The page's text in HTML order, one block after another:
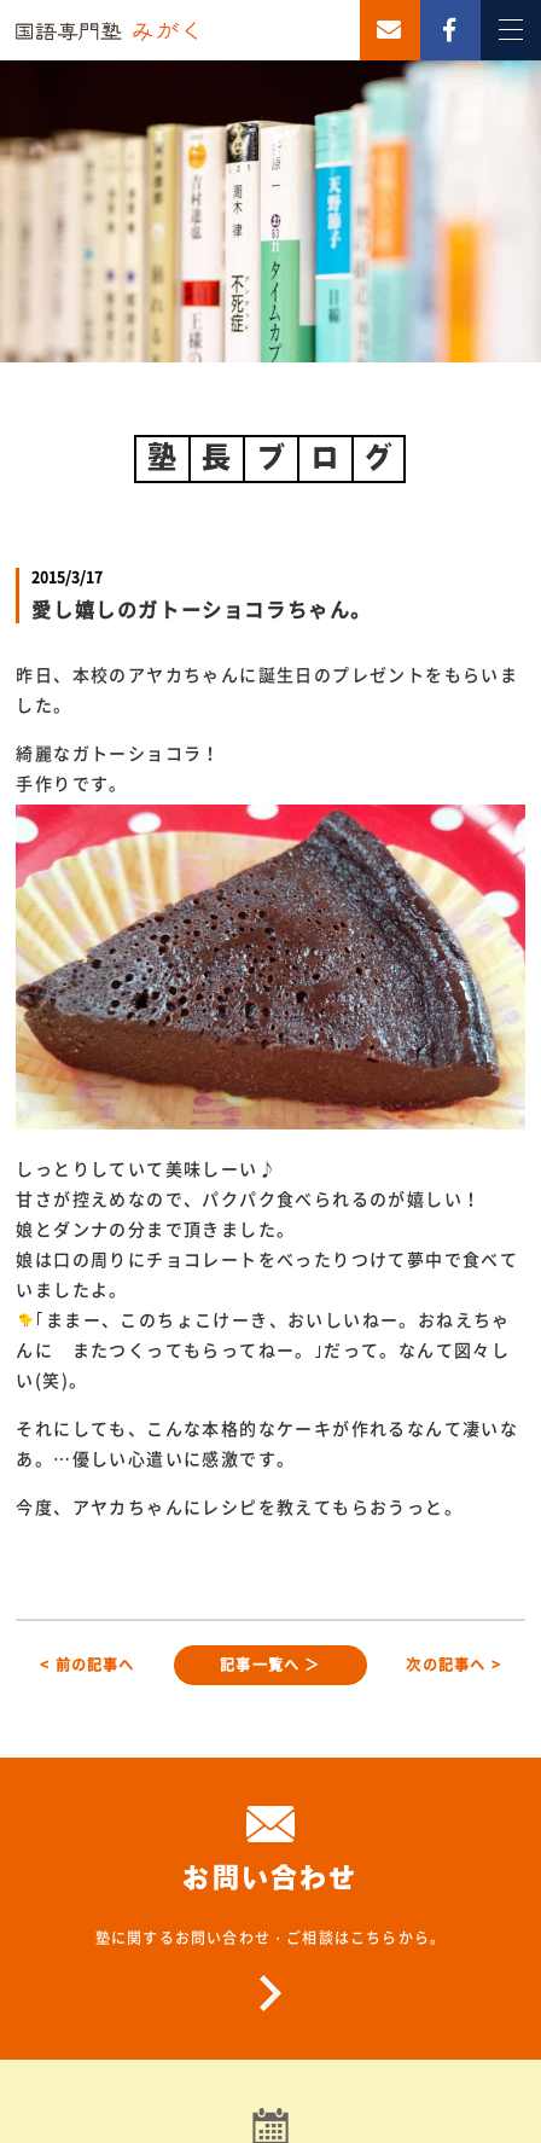
塾 長 ブ ロ グ
2015/3/17
愛し嬉しのガトーショコラちゃん。
昨日、本校のアヤカちゃんに誕生日のプレゼントをもらいま
した。
綺麗なガトーショコラ！
手作りです。
しっとりしていて美味しーい♪
甘さが控えめなので、パクパク食べられるのが嬉しい！
娘とダンナの分まで頂きました。
娘は口の周りにチョコレートをべったりつけて夢中で食べて
いましたよ。
｢ままー、このちょこけーき、おいしいねー。おねえちゃ
んに またつくってもらってねー。｣だって。なんて図々し
い(笑)。
それにしても、こんな本格的なケーキが作れるなんて凄いな
あ。…優しい心遣いに感激です。
今度、アヤカちゃんにレシピを教えてもらおうっと。
< 前の記事へ 記事一覧へ ＞ 次の記事へ >
お問い合わせ
塾に関するお問い合わせ・ご相談はこちらから。